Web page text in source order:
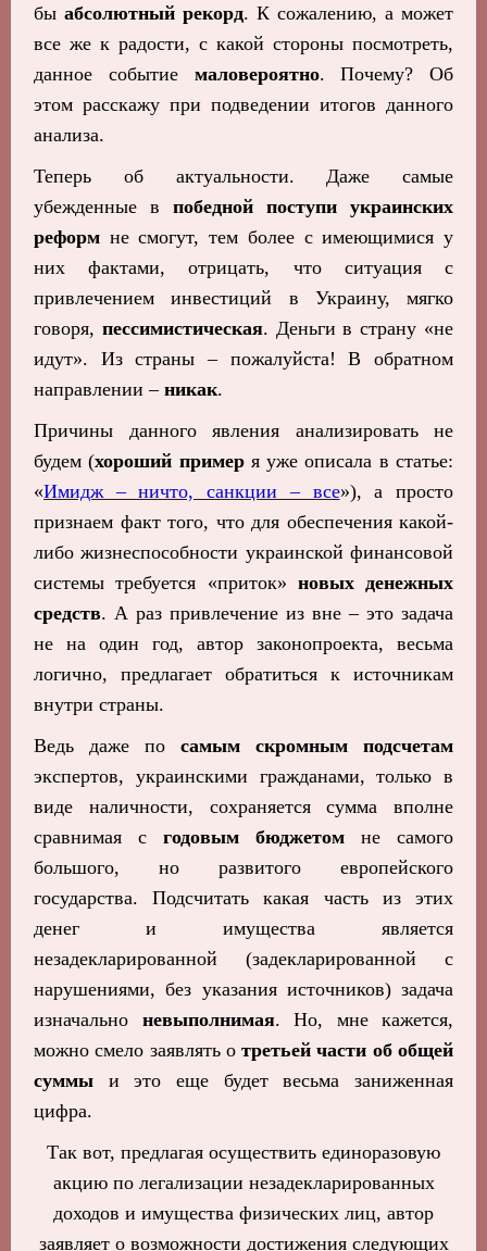
бы абсолютный рекорд. К сожалению, а может
все же к радости, с какой стороны посмотреть,
данное событие маловероятно. Почему? Об
этом расскажу при подведении итогов данного
анализа.
Теперь об актуальности. Даже самые
убежденные в победной поступи украинских
реформ не смогут, тем более с имеющимися у
них фактами, отрицать, что ситуация с
привлечением инвестиций в Украину, мягко
говоря, пессимистическая. Деньги в страну «не
идут». Из страны – пожалуйста! В обратном
направлении – никак.
Причины данного явления анализировать не
будем (хороший примеря уже описала в статье:
«Имидж – ничто, санкции – все»), а просто
признаем факт того, что для обеспечения какой-
либо жизнеспособности украинской финансовой
системы требуется «приток» новых денежных
средств. А раз привлечение из вне – это задача
не на один год, автор законопроекта, весьма
логично, предлагает обратиться к источникам
внутри страны.
Ведь даже по самым скромным подсчетам
экспертов, украинскими гражданами, только в
виде наличности, сохраняется сумма вполне
сравнимая с годовым бюджетом не самого
большого, но развитого европейского
государства. Подсчитать какая часть из этих
денег и имущества является
незадекларированной (задекларированной с
нарушениями, без указания источников) задача
изначально невыполнимая. Но, мне кажется,
можно смело заявлять отретьей части об общей
суммы и это еще будет весьма заниженная
цифра.
Так вот, предлагая осуществить единоразовую
акцию по легализации незадекларированных
доходов и имущества физических лиц, автор
заявляет о возможности достижения следующих